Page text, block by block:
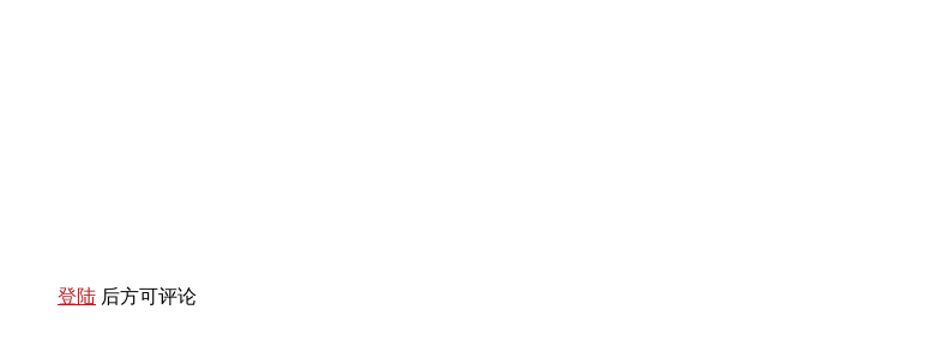
登陆 后方可评论